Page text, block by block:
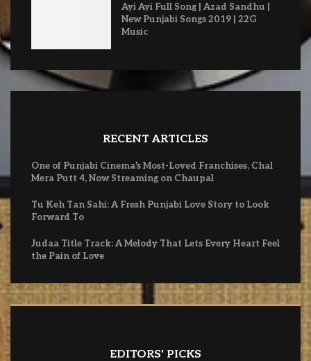
Ayi Ayi Full Song | Azad Sandhu |
New Punjabi Songs 2019 | 22G
Music
RECENT ARTICLES
One of Punjabi Cinema’s Most-Loved Franchises, Chal
Mera Putt 4, Now Streaming on Chaupal
Tu Keh Tan Sahi: A Fresh Punjabi Love Story to Look
Forward To
Judaa Title Track: A Melody That Lets Every Heart Feel
the Pain of Love
EDITORS' PICKS